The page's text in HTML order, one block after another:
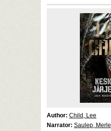
Author: Child, Lee
Narrator: Saulep, Merle